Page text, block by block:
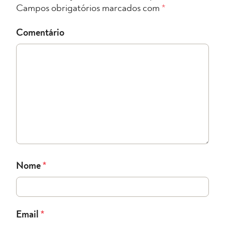
Campos obrigatórios marcados com *
Comentário
Nome *
Email *